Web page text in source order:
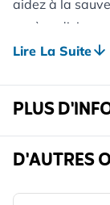
aidez à la
espèce
Dimensions
Lire La Suite
PLUS
Réf.
D'AUTRES